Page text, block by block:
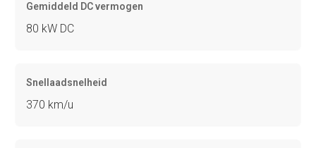
Gemiddeld DC vermogen
80 kW DC
Snellaadsnelheid
370 km/u